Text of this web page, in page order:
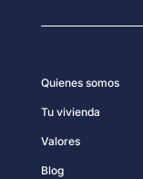
Quienes somos
Tu vivienda
Valores
Blog